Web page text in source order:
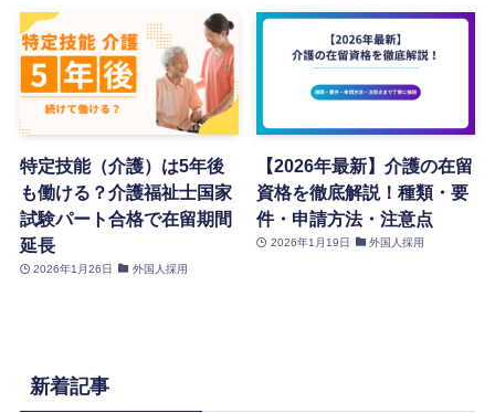
特定技能（介護）は5年後
も働ける？介護福祉士国家
試験パート合格で在留期間
延長
2026年1月26日 外国人採用
【2026年最新】介護の在留
資格を徹底解説！種類・要
件・申請方法・注意点
2026年1月19日 外国人採用
新着記事